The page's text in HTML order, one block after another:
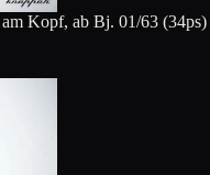
Kopf, ab Bj. 01/63 (34ps)